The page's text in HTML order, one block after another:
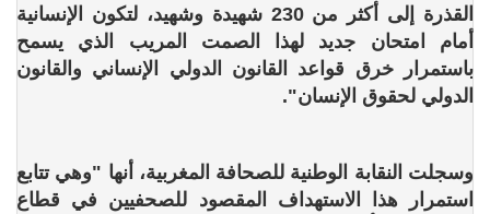
القذرة إلى أكثر من 230 شهيدة وشهيد، لتكون الإنسانية
أمام امتحان جديد لهذا الصمت المريب الذي يسمح
باستمرار خرق قواعد القانون الدولي الإنساني والقانون
الدولي لحقوق الإنسان".
وسجلت النقابة الوطنية للصحافة المغربية، أنها "وهي تتابع
استمرار هذا الاستهداف المقصود للصحفيين في قطاع